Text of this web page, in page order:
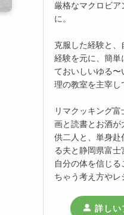
厳格なマクロビ
に。
克服した経験と
経験を元に、簡単
ておいしいゆる
理の教室を主宰し
リマクッキング
画と読書とお酒が
供二人と、単身赴
る夫と静岡県富士
自分の体を信じ
ちゃう考え方やレ
詳しい